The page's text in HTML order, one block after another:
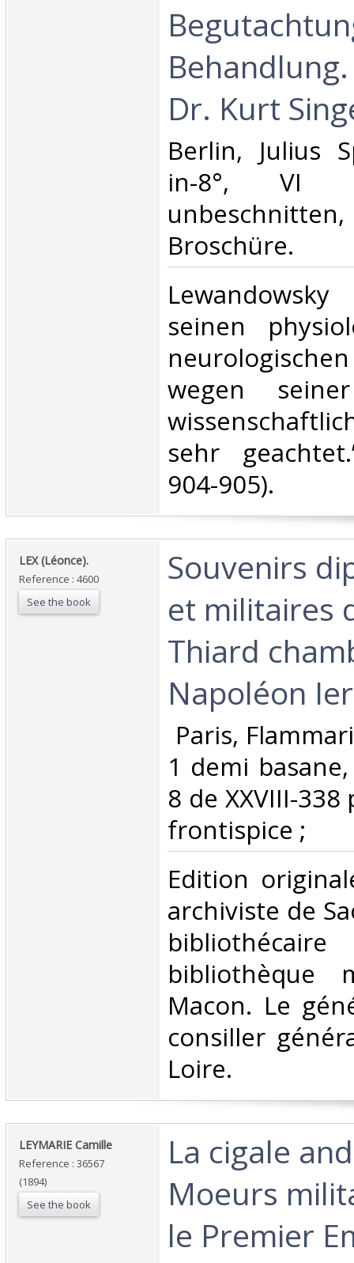
Dr. Kurt
‎Berlin, Julius
in-8°,
Broschüre.‎
seinen
wegen
sehr
904-905). ‎
‎LEX (Léonce).‎
Reference : 4600
See the book
‎Souvenirs
et militaires
Thiard
Napoléon
Paris,
1 demi
8 de XXVIII-
frontispice ; ‎
‎Edition
archiviste de
bibliothèque
Macon. Le
consiller
Loire. ‎
‎LEYMARIE Camille ‎
Reference : 36567
(1894)
See the book
‎La cigale
Moeurs
le Premier